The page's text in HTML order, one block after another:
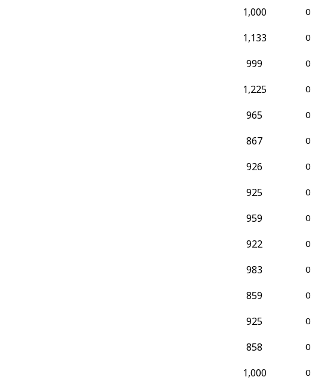
0
1,000
0
1,133
0
999
0
1,225
0
965
0
867
0
926
0
925
0
959
0
922
0
983
0
859
0
925
0
858
0
1,000